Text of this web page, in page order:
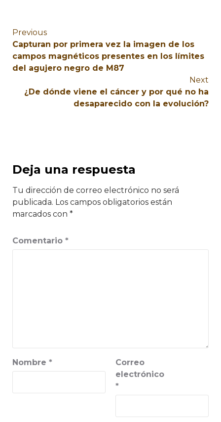
Previous
Capturan por primera vez la imagen de los
campos magnéticos presentes en los límites
del agujero negro de M87
Next
¿De dónde viene el cáncer y por qué no ha
desaparecido con la evolución?
Deja una respuesta
Tu dirección de correo electrónico no será
publicada. Los campos obligatorios están
marcados con *
Comentario *
Nombre *
Correo
electrónico
*